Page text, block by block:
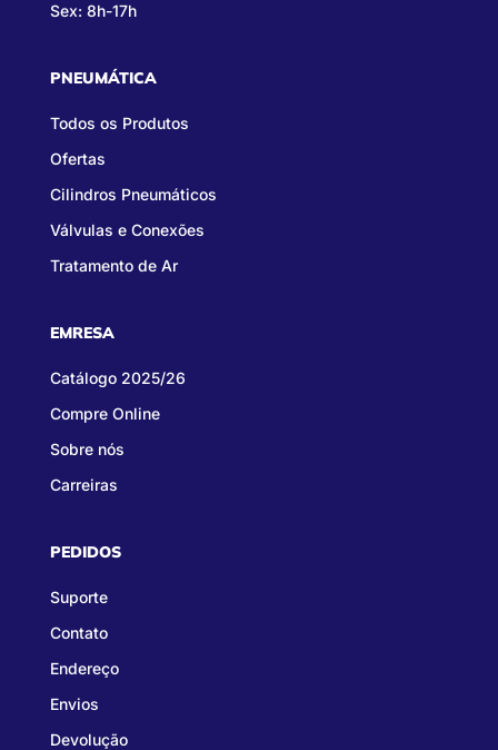
Sex: 8h-17h
PNEUMÁTICA
Todos os Produtos
Ofertas
Cilindros Pneumáticos
Válvulas e Conexões
Tratamento de Ar
EMRESA
Catálogo 2025/26
Compre Online
Sobre nós
Carreiras
PEDIDOS
Suporte
Contato
Endereço
Envios
Devolução